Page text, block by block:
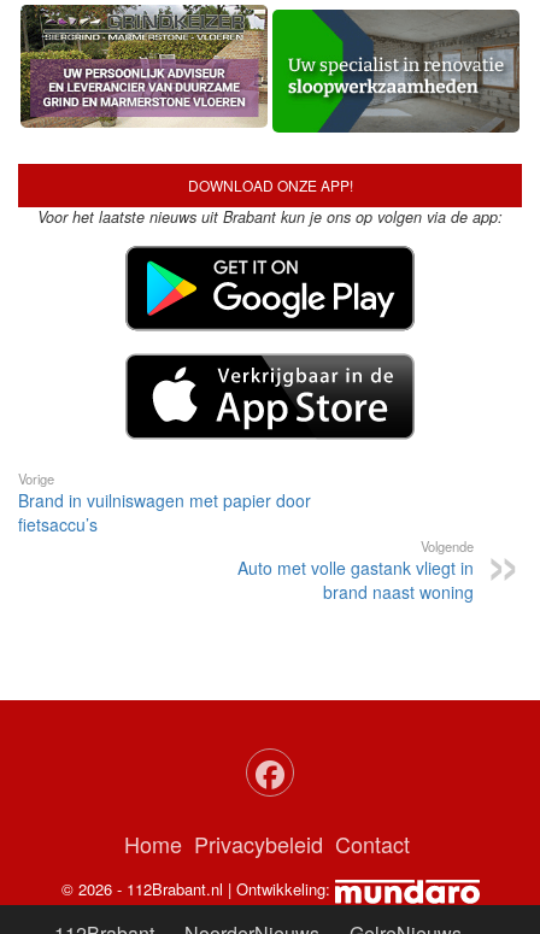
DOWNLOAD ONZE APP!
Voor het laatste nieuws uit Brabant kun je ons op volgen via de app:
Vorige
Brand in vuilniswagen met papier door
fietsaccu’s
Volgende
Auto met volle gastank vliegt in
brand naast woning
Home Privacybeleid Contact
© 2026 - 112Brabant.nl | Ontwikkeling: